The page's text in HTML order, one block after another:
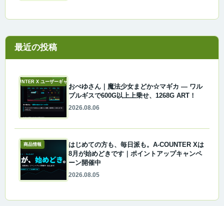
最近の投稿
A-COUNTER X ユーザーギャラリー
おぺゆさん｜魔法少女まどか☆マギカ ― ワル
プルギスで600G以上上乗せ、1268G ART！
2026.08.06
商品情報
はじめての方も、毎日派も。A-COUNTER Xは
8月が始めどきです｜ポイントアップキャンペ
ーン開催中
2026.08.05